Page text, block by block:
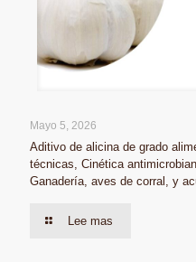
Mayo 5, 2026
Aditivo de alicina de grado
técnicas, Cinética
Ganadería, aves de corral, y
Lee mas